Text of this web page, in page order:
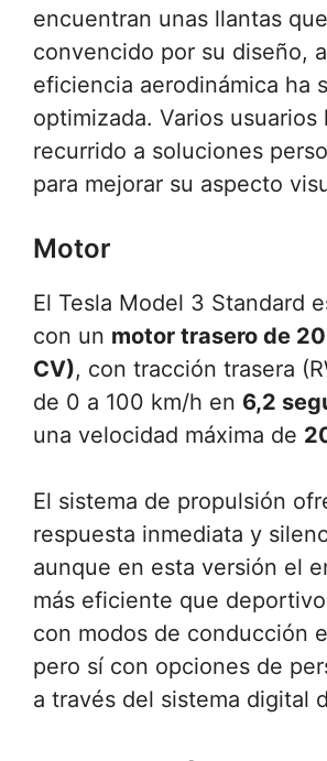
encuentran unas llantas
convencido por su diseño,
eficiencia aerodinámica ha
optimizada. Varios usuarios
recurrido a soluciones
para mejorar su aspecto
Motor
El Tesla Model 3 Standard
con un motor trasero de
CV), con tracción trasera
de 0 a 100 km/h en 6,2
una velocidad máxima de
El sistema de propulsión
respuesta inmediata y
aunque en esta versión el
más eficiente que
con modos de conducción
pero sí con opciones de
a través del sistema digital